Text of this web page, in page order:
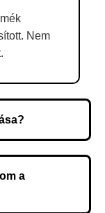
Nem
címtől.
a